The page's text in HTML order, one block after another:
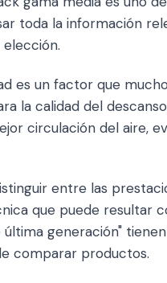
toda la información
es un factor que
la calidad del
circulación del aire,
entre las
que puede resultar
última generación"
comparar productos.